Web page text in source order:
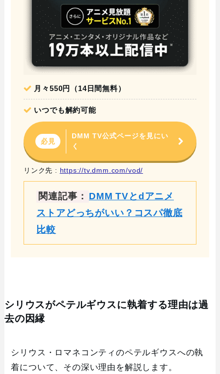
月々550円（14日間無料）
いつでも解約可能
必見
DMM TV公式ページを見にい
く
リンク先 : https://tv.dmm.com/vod/
関連記事： DMM TVとdアニメ
ストアどっちがいい？コスパ徹底
比較
シリウスがペテルギウスに執着する理由は過
去の因縁
シリウス・ロマネコンティのペテルギウスへの執
着について、その深い理由を解説します。